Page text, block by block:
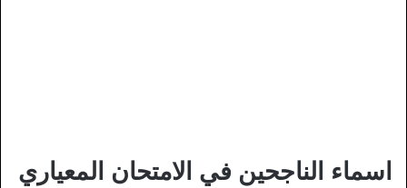
اسماء الناجحين في الامتحان المعياري